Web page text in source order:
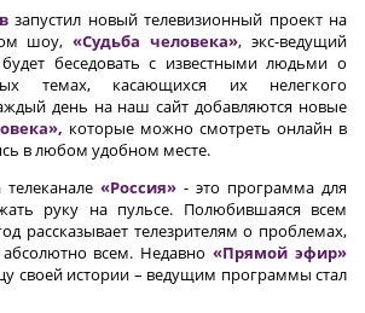
запустил новый телевизионный проект на
шоу,«Судьба человека», экс-ведущий
беседовать с известными людьми о
темах, касающихся их нелегкого
день на наш сайт добавляются новые
которые можно смотреть онлайн в
в любом удобном месте.
телеканале «Россия» - это программа для
руку на пульсе. Полюбившаяся всем
рассказывает телезрителям о проблемах,
всем. Недавно«Прямой эфир»
своей истории – ведущим программы стал